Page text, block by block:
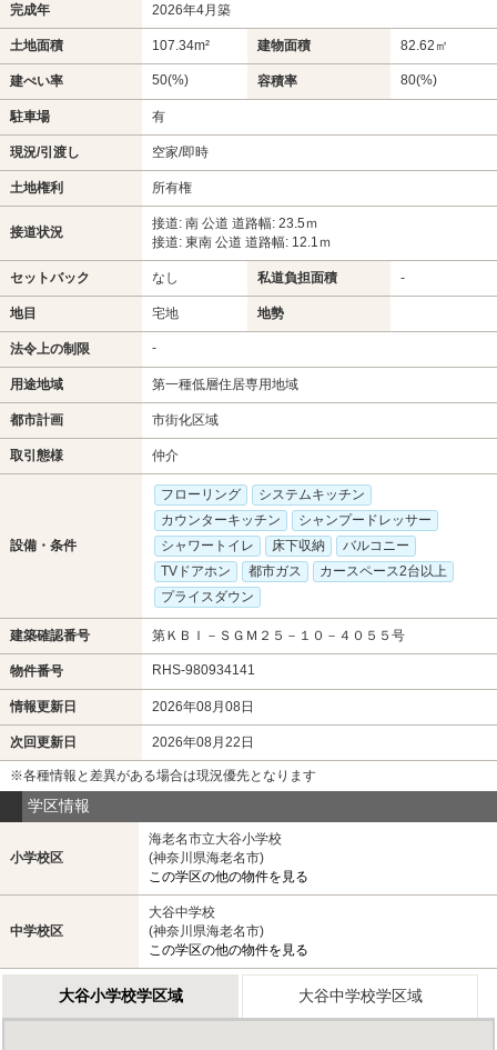
完成年 2026年4月築
土地面積 107.34m² 建物面積 82.62㎡
建ぺい率 50(%) 容積率 80(%)
駐車場 有
現況/引渡し 空家/即時
土地権利 所有権
接道状況
接道: 南 公道 道路幅: 23.5ｍ
接道: 東南 公道 道路幅: 12.1ｍ
セットバック なし 私道負担面積 -
地目 宅地 地勢
法令上の制限 -
用途地域 第一種低層住居専用地域
都市計画 市街化区域
取引態様 仲介
設備・条件
フローリング
システムキッチン
カウンターキッチン
シャンプードレッサー
シャワートイレ
床下収納
バルコニー
TVドアホン
都市ガス
カースペース2台以上
プライスダウン
建築確認番号 第ＫＢＩ－ＳＧＭ２５－１０－４０５５号
物件番号 RHS-980934141
情報更新日 2026年08月08日
次回更新日 2026年08月22日
※各種情報と差異がある場合は現況優先となります
学区情報
小学校区
海老名市立大谷小学校
(神奈川県海老名市)
この学区の他の物件を見る
中学校区
大谷中学校
(神奈川県海老名市)
この学区の他の物件を見る
大谷小学校学区域 大谷中学校学区域